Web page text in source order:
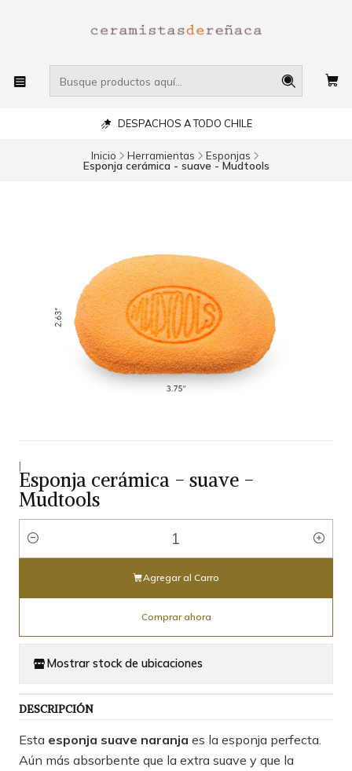
DESPACHOS A TODO CHILE
Inicio Herramientas Esponjas
Esponja cerámica - suave - Mudtools
|
Esponja cerámica - suave -
Mudtools
Cantidad
Agregar al Carro
Comprar ahora
Mostrar stock de ubicaciones
DESCRIPCIÓN
Esta esponja suave naranja es la esponja perfecta.
Aún más absorbente que la extra suave y que la